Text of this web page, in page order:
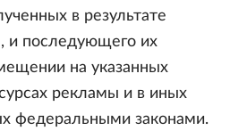
в результате
и последующего их
на указанных
рекламы и в иных
федеральными законами.